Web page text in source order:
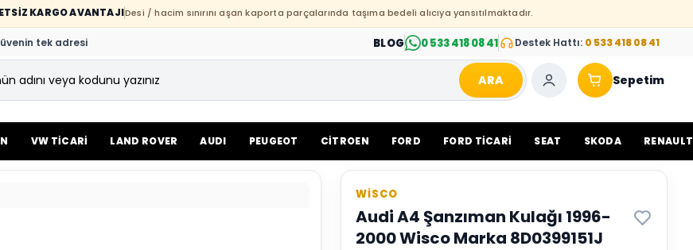
KARGO AVANTAJIDesi / hacim sınırını aşan kaporta parçalarında taşıma bedeli alıcıya yansıtılmaktadır.
tek adresi BLOG 0 533 418 08 41 Destek Hattı: 0 533 418 08 41
ARA Sepetim
VW TİCARİ LAND ROVER AUDI PEUGEOT CİTROEN FORD FORD TİCARİ SEAT SKODA RENAULT
WİSCO
Audi A4 Şanzıman Kulağı 1996-
2000 Wisco Marka 8D0399151J